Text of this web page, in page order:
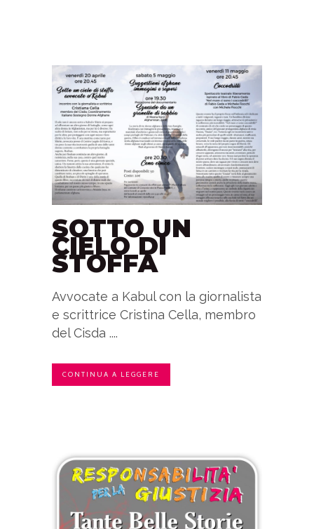
SOTTO UN
CIELO DI
STOFFA
Avvocate a Kabul con la giornalista
e scrittrice Cristina Cella, membro
del Cisda ....
CONTINUA A LEGGERE